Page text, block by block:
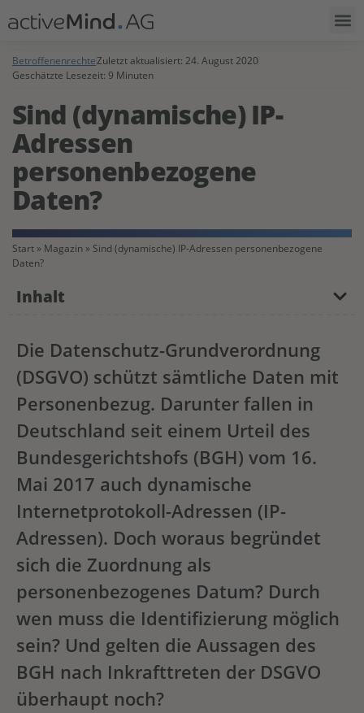
BetroffenenrechteZuletzt aktualisiert: 24. August 2020
Geschätzte Lesezeit: 9 Minuten
Sind (dynamische) IP-
Adressen
personenbezogene
Daten?
Start » Magazin » Sind (dynamische) IP-Adressen personenbezogene
Daten?
Inhalt
Die Datenschutz-Grundverordnung
(DSGVO) schützt sämtliche Daten mit
Personenbezug. Darunter fallen in
Deutschland seit einem Urteil des
Bundesgerichtshofs (BGH) vom 16.
Mai 2017 auch dynamische
Internetprotokoll-Adressen (IP-
Adressen). Doch woraus begründet
sich die Zuordnung als
personenbezogenes Datum? Durch
wen muss die Identifizierung möglich
sein? Und gelten die Aussagen des
BGH nach Inkrafttreten der DSGVO
überhaupt noch?